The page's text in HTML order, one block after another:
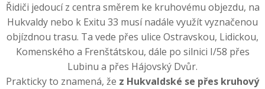
Řidiči jedoucí z centra směrem ke kruhovému objezdu, na
Hukvaldy nebo k Exitu 33 musí nadále využít vyznačenou
objízdnou trasu. Ta vede přes ulice Ostravskou, Lidickou,
Komenského a Frenštátskou, dále po silnici I/58 přes
Lubinu a přes Hájovský Dvůr.
Prakticky to znamená, že z Hukvaldské se přes kruhový